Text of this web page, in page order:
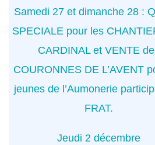
Samedi 27 et dimanche 28 :
SPECIALE pour les
CARDINAL et VENTE
COURONNES DE L’AVENT
jeunes de l’Aumonerie
FRAT.
Jeudi 2 décembre